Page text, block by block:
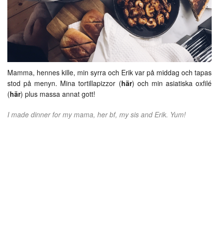
Mamma, hennes kille, min syrra och Erik var på middag och tapas
stod på menyn. Mina tortillapizzor (här) och min asiatiska oxfilé
(här) plus massa annat gott!
I made dinner for my mama, her bf, my sis and Erik. Yum!